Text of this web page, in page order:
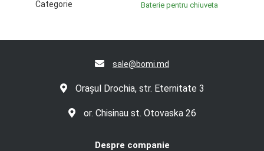
Categorie Baterie pentru chiuveta
sale@bomi.md
Orașul Drochia, str. Eternitate 3
or. Chisinau st. Otovaska 26
Despre companie